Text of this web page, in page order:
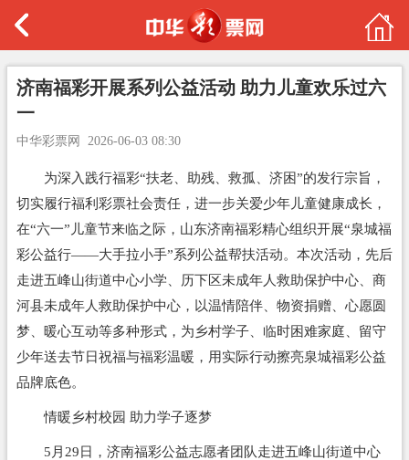
济南福彩开展系列公益活动 助力儿童欢乐过六
一
中华彩票网 2026-06-03 08:30
为深入践行福彩“扶老、助残、救孤、济困”的发行宗旨，
切实履行福利彩票社会责任，进一步关爱少年儿童健康成长，
在“六一”儿童节来临之际，山东济南福彩精心组织开展“泉城福
彩公益行——大手拉小手”系列公益帮扶活动。本次活动，先后
走进五峰山街道中心小学、历下区未成年人救助保护中心、商
河县未成年人救助保护中心，以温情陪伴、物资捐赠、心愿圆
梦、暖心互动等多种形式，为乡村学子、临时困难家庭、留守
少年送去节日祝福与福彩温暖，用实际行动擦亮泉城福彩公益
品牌底色。
情暖乡村校园 助力学子逐梦
5月29日，济南福彩公益志愿者团队走进五峰山街道中心